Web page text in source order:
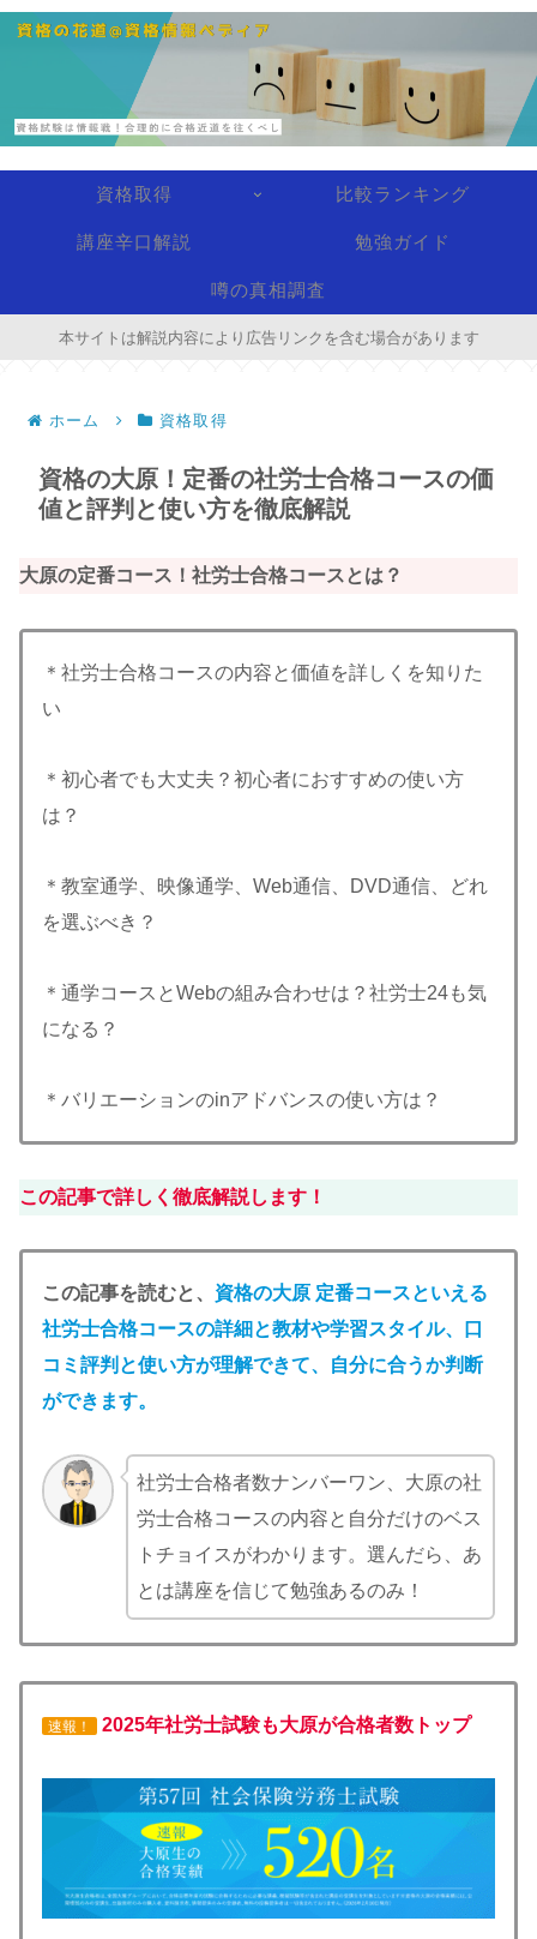
資格取得 比較ランキング
講座辛口解説 勉強ガイド
噂の真相調査
本サイトは解説内容により広告リンクを含む場合があります
ホーム 資格取得
資格の大原！定番の社労士合格コースの価
値と評判と使い方を徹底解説
大原の定番コース！社労士合格コースとは？
＊社労士合格コースの内容と価値を詳しくを知りた
い
＊初心者でも大丈夫？初心者におすすめの使い方
は？
＊教室通学、映像通学、Web通信、DVD通信、どれ
を選ぶべき？
＊通学コースとWebの組み合わせは？社労士24も気
になる？
＊バリエーションのinアドバンスの使い方は？
この記事で詳しく徹底解説します！
この記事を読むと、 資格の大原 定番コースといえる
社労士合格コースの詳細と教材や学習スタイル、口
コミ評判と使い方が理解できて、自分に合うか判断
ができます。
社労士合格者数ナンバーワン、大原の社
労士合格コースの内容と自分だけのベス
トチョイスがわかります。選んだら、あ
とは講座を信じて勉強あるのみ！
速報！ 2025年社労士試験も大原が合格者数トップ